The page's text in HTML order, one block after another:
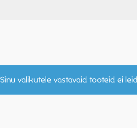
Sinu valikutele vastavaid tooteid ei